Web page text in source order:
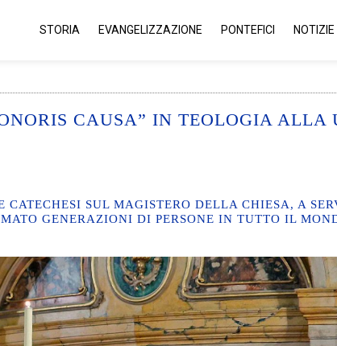
STORIA EVANGELIZZAZIONE PONTEFICI NOTIZIE
CAUSA” IN TEOLOGIA ALLA
SUL MAGISTERO DELLA CHIESA, A
GENERAZIONI DI PERSONE IN TUTTO IL